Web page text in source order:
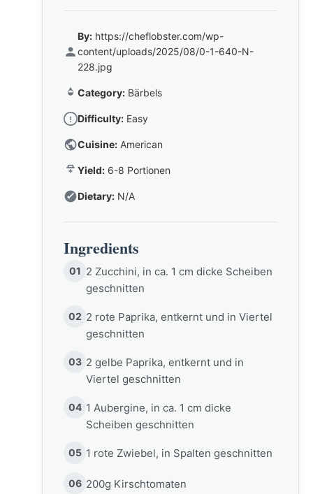
By: https://cheflobster.com/wp-
content/uploads/2025/08/0-1-640-N-
228.jpg
Category: Bärbels
Difficulty: Easy
Cuisine: American
Yield: 6-8 Portionen
Dietary: N/A
Ingredients
01 2 Zucchini, in ca. 1 cm dicke Scheiben
geschnitten
02 2 rote Paprika, entkernt und in Viertel
geschnitten
03 2 gelbe Paprika, entkernt und in
Viertel geschnitten
04 1 Aubergine, in ca. 1 cm dicke
Scheiben geschnitten
05 1 rote Zwiebel, in Spalten geschnitten
06 200g Kirschtomaten